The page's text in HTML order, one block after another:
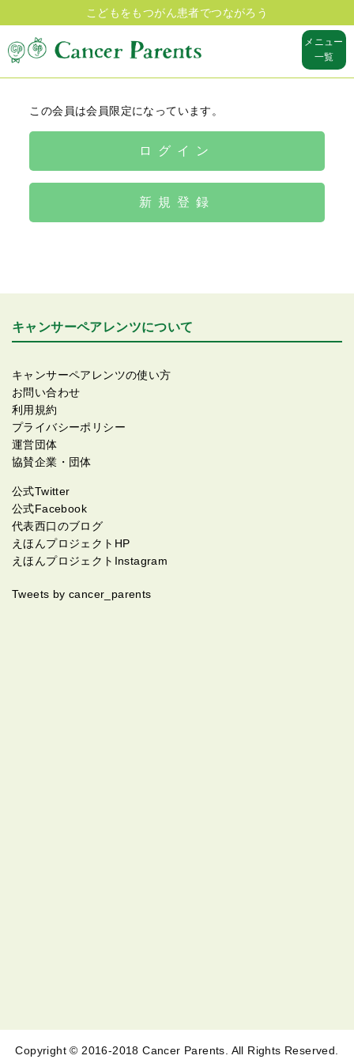
こどもをもつがん患者でつながろう
メニュー
一覧
この会員は会員限定になっています。
ログイン
新規登録
キャンサーペアレンツについて
キャンサーペアレンツの使い方
お問い合わせ
利用規約
プライバシーポリシー
運営団体
協賛企業・団体
公式Twitter
公式Facebook
代表西口のブログ
えほんプロジェクトHP
えほんプロジェクトInstagram
Tweets by cancer_parents
Copyright © 2016-2018 Cancer Parents. All Rights Reserved.